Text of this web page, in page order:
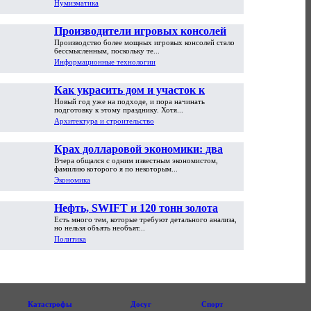
Нумизматика
Производители игровых консолей
достигли предела возможностей
Производство более мощных игровых консолей стало
бессмысленным, поскольку те...
Информационные технологии
Как украсить дом и участок к
Новому году
Новый год уже на подходе, и пора начинать
подготовку к этому празднику. Хотя...
Архитектура и строительство
Крах долларовой экономики: два
пути обрушения
Вчера общался с одним известным экономистом,
фамилию которого я по некоторым...
Экономика
Нефть, SWIFT и 120 тонн золота
Есть много тем, которые требуют детального анализа,
но нельзя объять необъят...
Политика
Катастрофы Досуг Спорт